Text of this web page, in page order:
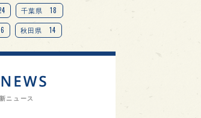
千葉県 18
秋田県 14
岐阜県 13
9
ニュース